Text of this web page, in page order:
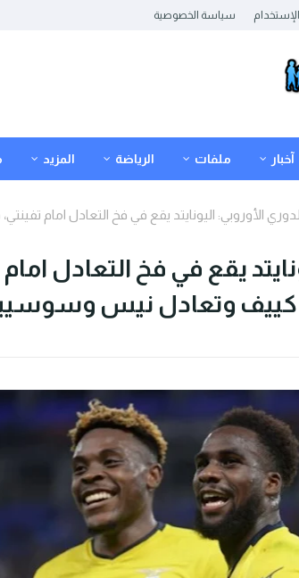
الإستخدام سياسة الخصوصية
آخبار ملفات الرياضة المزيد
الأوروبي: اليونايتد يقع في فخ التعادل امام
يقع في فخ التعادل امام
كييف وتعادل نيس